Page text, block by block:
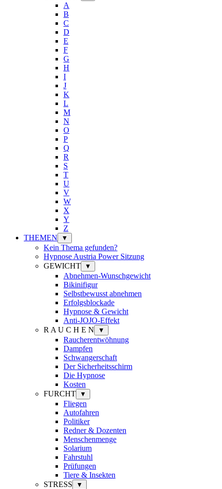
A
B
C
D
E
F
G
H
I
J
K
L
M
N
O
P
Q
R
S
T
U
V
W
X
Y
Z
THEMEN
▼
Kein Thema gefunden?
Hypnose Austria Power Sitzung
GEWICHT
▼
Abnehmen-Wunschgewicht
Bikinifigur
Selbstbewusst abnehmen
Erfolgsblockade
Hypnose & Gewicht
Anti-JOJO-Effekt
R A U C H E N
▼
Raucherentwöhnung
Dampfen
Schwangerschaft
Der Sicherheitsschirm
Die Hypnose
Kosten
FURCHT
▼
Fliegen
Autofahren
Politiker
Redner & Dozenten
Menschenmenge
Solarium
Fahrstuhl
Prüfungen
Tiere & Insekten
STRESS
▼